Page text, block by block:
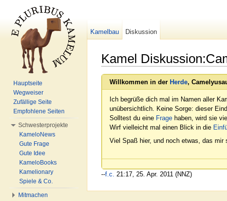
Kamel
Willkommen in der Herde,
Ich begrüße dich mal im Namen aller
unübersichtlich. Keine Sorge: dieser
Solltest du eine Frage haben, wird sie
Wirf vielleicht mal einen Blick in die
Viel Spaß hier, und noch etwas, das
--f.c. 21:17, 25. Apr. 2011 (NNZ)
Kamelbau Diskussion
Hauptseite
Wegweiser
Zufällige Seite
Empfohlene Seiten
Schwesterprojekte
KameloNews
Gute Frage
Gute Idee
KameloBooks
Kamelionary
Spiele & Co.
Mitmachen